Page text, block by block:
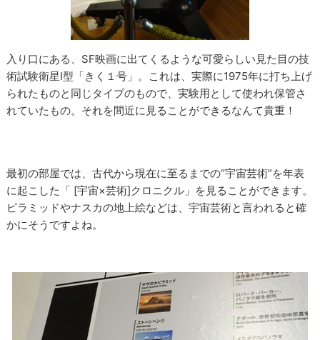
入り口にある、SF映画に出てくるような可愛らしい見た目の技
術試験衛星Ⅰ型「きく１号」。これは、実際に1975年に打ち上げ
られたものと同じタイプのもので、実験用として使われ保管さ
れていたもの。それを間近に見ることができるなんて貴重！
最初の部屋では、古代から現在に至るまでの“宇宙芸術”を年表
に起こした「 [宇宙×芸術]クロニクル」を見ることができます。
ピラミッドやナスカの地上絵などは、宇宙芸術と言われると確
かにそうですよね。